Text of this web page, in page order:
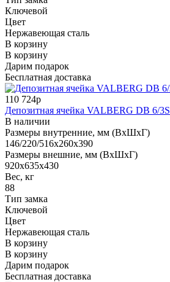
Ключевой
Цвет
Нержавеющая сталь
В корзину
В корзину
Дарим подарок
Бесплатная доставка
110 724р
Депозитная ячейка VALBERG DB 6/3S
В наличии
Размеры внутренние, мм (ВхШхГ)
146/220/516x260x390
Размеры внешние, мм (ВхШхГ)
920x635x430
Вес, кг
88
Тип замка
Ключевой
Цвет
Нержавеющая сталь
В корзину
В корзину
Дарим подарок
Бесплатная доставка